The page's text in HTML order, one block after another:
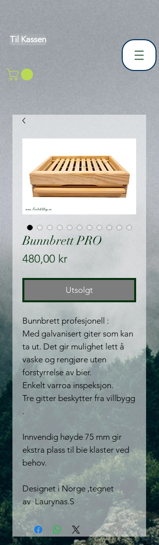
Til Kassen
Bunnbrett PRO
480,00 krPris
Utsolgt
Bunnbrett profesjonell :
Med galvanisert giter som kan
ta ut. Det gir mulighet lett å
vaske og rengjøre uten
forstyrrelse av bier.
Enkelt varroa inspeksjon.
Tre gitter beskytter fra villbygg
.
Innvendig høyde 75 mm gir
ekstra plass til bie klaster ved
behov.
Designet i Norge ,tegnet
av Laurynas.S